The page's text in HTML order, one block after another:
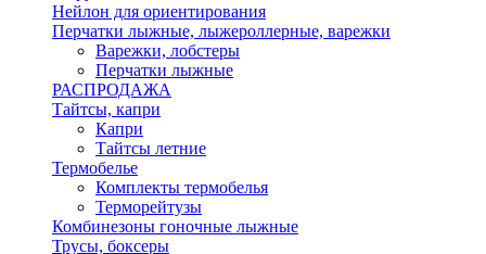
Нейлон для ориентирования
Перчатки лыжные, лыжероллерные, варежки
Варежки, лобстеры
Перчатки лыжные
РАСПРОДАЖА
Тайтсы, капри
Капри
Тайтсы летние
Термобелье
Комплекты термобелья
Терморейтузы
Комбинезоны гоночные лыжные
Трусы, боксеры